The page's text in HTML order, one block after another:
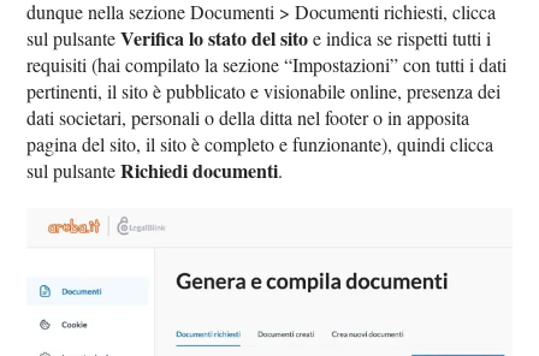
dunque nella sezione Documenti > Documenti richiesti, clicca
sul pulsanteVerifica lo stato del sitoe indica se rispetti tutti i
requisiti (hai compilato la sezione “Impostazioni” con tutti i dati
pertinenti, il sito è pubblicato e visionabile online, presenza dei
dati societari, personali o della ditta nel footer o in apposita
pagina del sito, il sito è completo e funzionante), quindi clicca
sul pulsanteRichiedi documenti.